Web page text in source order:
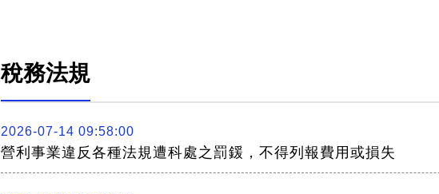
稅務法規
2026-07-14 09:58:00
營利事業違反各種法規遭科處之罰鍰，不得列報費用或損失